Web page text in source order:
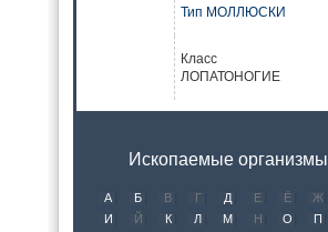
Тип МОЛЛЮСКИ
Класс
ЛОПАТОНОГИЕ
Ископаемые организмы
А Б В Г Д Е Ё Ж
И
Й К Л М Н О П